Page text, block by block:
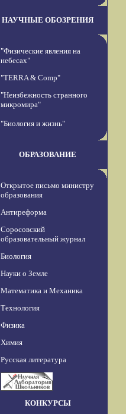
НАУЧНЫЕ ОБОЗРЕНИЯ
"Физические явления на
небесах"
"TERRA & Comp"
"Неизбежность странного
микромира"
"Биология и жизнь"
ОБРАЗОВАНИЕ
Открытое письмо министру
образования
Антиреформа
Соросовский
образовательный журнал
Биология
Науки о Земле
Математика и Механика
Технология
Физика
Химия
Русская литература
КОНКУРСЫ